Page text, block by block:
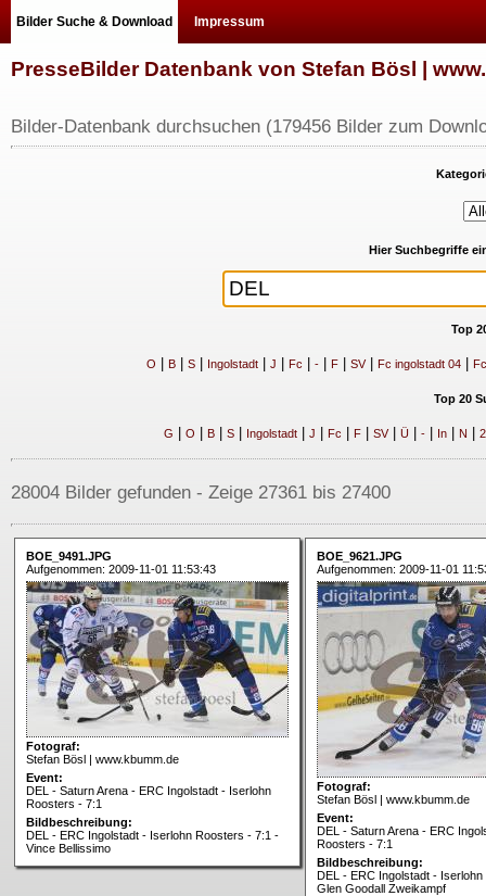
Bilder Suche & Download Impressum
PresseBilder Datenbank von Stefan Bösl |
Bilder-Datenbank durchsuchen (179456 Bilder zum
Hier Suchbegriffe
Top
O B| S| Ingolstadt| J Fc -| F| SV| Fc ingolstadt 04|
Top 20
G O B| S| Ingolstadt| J Fc F| SV| Ü| -| In| N 2
28004 Bilder gefunden - Zeige 27361 bis 27400
BOE_9491.JPG
Aufgenommen: 2009-11-01 11:53:43
Fotograf:
Stefan Bösl | www.kbumm.de
Event:
DEL - Saturn Arena - ERC Ingolstadt - Iserlohn
Roosters - 7:1
Bildbeschreibung:
DEL - ERC Ingolstadt - Iserlohn Roosters - 7:1 -
Vince Bellissimo
BOE_9621.JPG
Aufgenommen: 2009-11-01
Fotograf:
Stefan Bösl | www.kbumm.de
Event:
DEL - Saturn Arena - ERC
Roosters - 7:1
Bildbeschreibung:
DEL - ERC Ingolstadt -
Glen Goodall Zweikampf